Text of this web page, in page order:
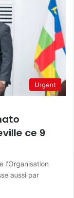
Urgent
ce 9
l’Organisation
aussi par